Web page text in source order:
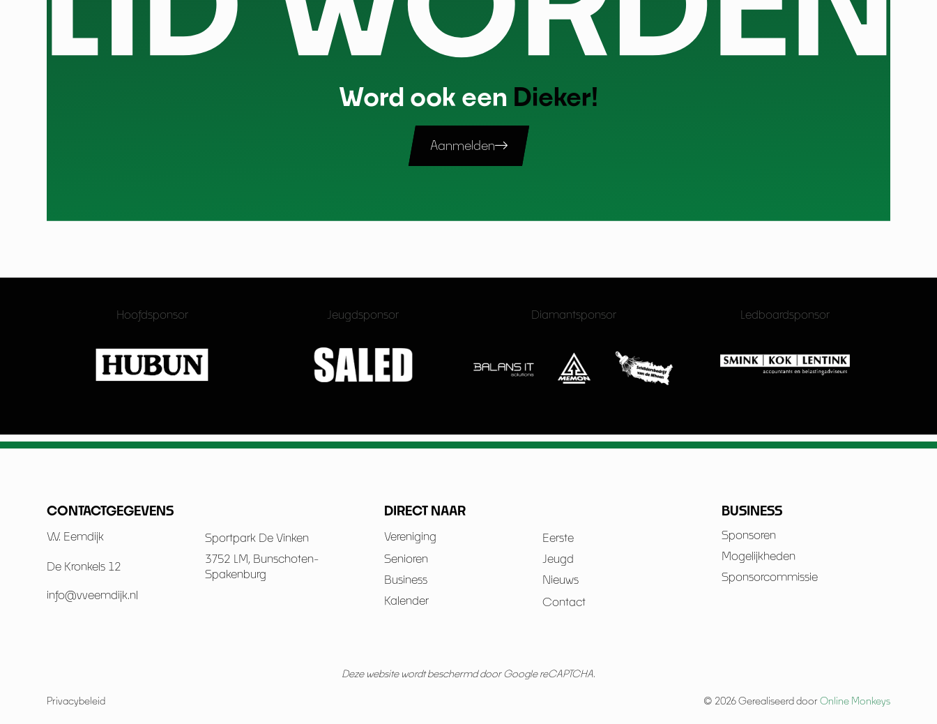
Word ook een Dieker!
Aanmelden
Hoofdsponsor Jeugdsponsor Diamantsponsor Ledboardsponsor
CONTACTGEGEVENS
V.V. Eemdijk Sportpark De Vinken
De Kronkels 12
3752 LM, Bunschoten-
Spakenburg
info@vveemdijk.nl
DIRECT NAAR
Vereniging
Eerste
Senioren
Jeugd
Business
Nieuws
Kalender
Contact
BUSINESS
Sponsoren
Mogelijkheden
Sponsorcommissie
Deze website wordt beschermd door Google reCAPTCHA.
Privacybeleid © 2026 Gerealiseerd doorOnline Monkeys